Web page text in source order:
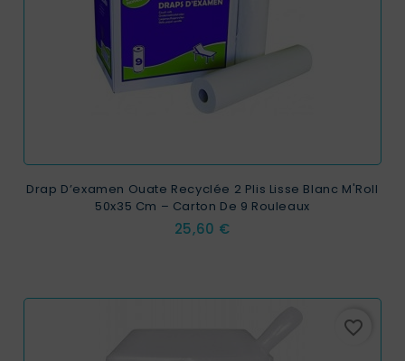
Drap D’examen Ouate Recyclée 2 Plis Lisse Blanc M'Roll
50x35 Cm – Carton De 9 Rouleaux
Prix
25,60 €
favorite_border